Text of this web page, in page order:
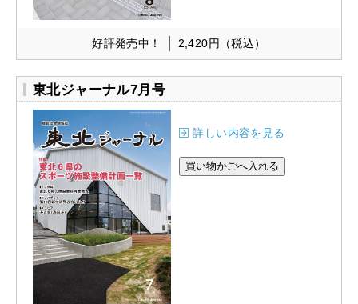
好評発売中！ 2,420円 （税込）
東北ジャーナル7月号
詳しい内容を見る